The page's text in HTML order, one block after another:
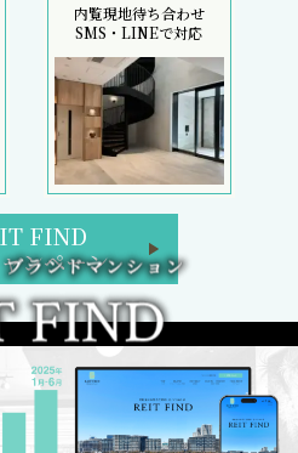
内覧現地待ち合わせ
SMS・LINEで対応
FIND
ンペーン